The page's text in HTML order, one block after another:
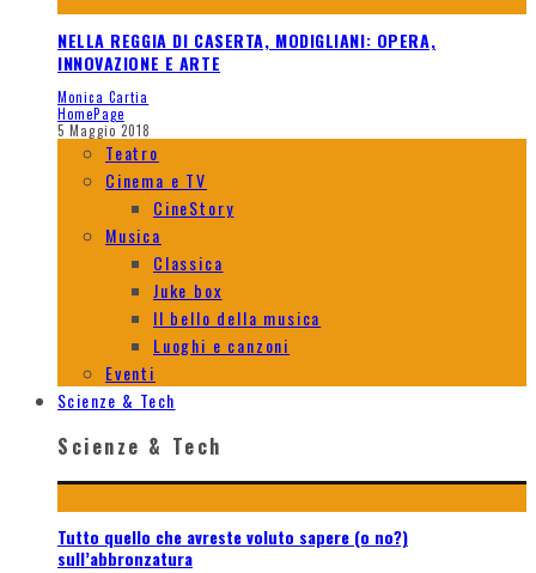
NELLA REGGIA DI CASERTA, MODIGLIANI: OPERA,
INNOVAZIONE E ARTE
Monica Cartia
HomePage
5 Maggio 2018
Teatro
Cinema e TV
CineStory
Musica
Classica
Juke box
Il bello della musica
Luoghi e canzoni
Eventi
Scienze & Tech
Scienze & Tech
Tutto quello che avreste voluto sapere (o no?)
sull’abbronzatura